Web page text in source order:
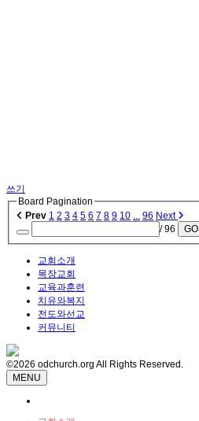
쓰기
Board Pagination
Prev 1 2 3 4 5 6 7 8 9 10 ... 96 Next
/ 96
GO
교회소개
목장교회
교육과훈련
치유와복지
전도와선교
커뮤니티
©2026 odchurch.org All Rights Reserved.
MENU